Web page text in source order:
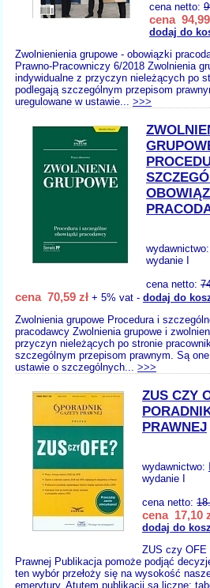
cena netto:
cena 94,99
dodaj do
Zwolnienienia grupowe - obowiązki
Prawno-Pracowniczy 6/2018 Zwolnienia
indywidualne z przyczyn nieleżących po
podlegają szczególnym przepisom
uregulowane w ustawie... >>>
wydanie I
cena netto:
cena 70,59 zł + 5% vat - dodaj do
Zwolnienia grupowe Procedura i
pracodawcy Zwolnienia grupowe i
przyczyn nieleżących po stronie
szczególnym przepisom prawnym. Są
ustawie o szczególnych... >>>
ZUS CZY
PRAWNEJ
wydawnictwo:
wydanie I
cena netto:
cena 17,10
dodaj do
ZUS czy OFE
Prawnej Publikacja pomoże podjąć
ten wybór przełoży się na wysokość
emerytury. Atutem publikacji są liczne: